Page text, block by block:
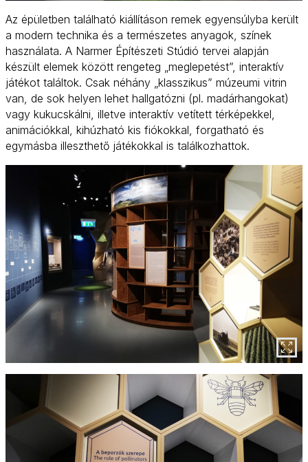
Az épületben található kiállításon remek egyensúlyba került
a modern technika és a természetes anyagok, színek
használata. A Narmer Építészeti Stúdió tervei alapján
készült elemek között rengeteg „meglepetést”, interaktív
játékot találtok. Csak néhány „klasszikus” múzeumi vitrin
van, de sok helyen lehet hallgatózni (pl. madárhangokat)
vagy kukucskálni, illetve interaktív vetített térképekkel,
animációkkal, kihúzható kis fiókokkal, forgatható és
egymásba illeszthető játékokkal is találkozhattok.